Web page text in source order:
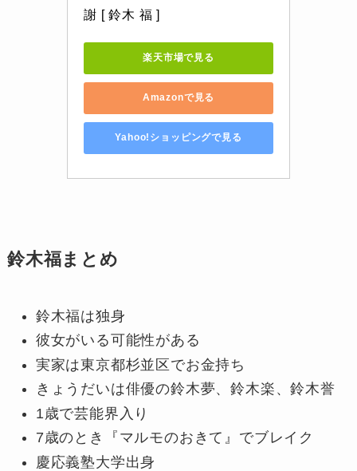
謝 [ 鈴木 福 ]
楽天市場で見る
Amazonで見る
Yahoo!ショッピングで見る
鈴木福まとめ
鈴木福は独身
彼女がいる可能性がある
実家は東京都杉並区でお金持ち
きょうだいは俳優の鈴木夢、鈴木楽、鈴木誉
1歳で芸能界入り
7歳のとき『マルモのおきて』でブレイク
慶応義塾大学出身